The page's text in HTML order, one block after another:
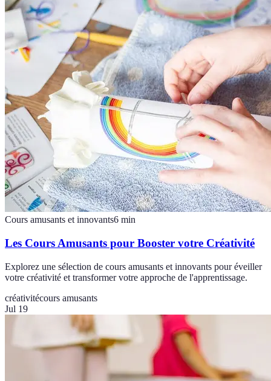
Cours amusants et innovants6 min
Les Cours Amusants pour Booster votre Créativité
Explorez une sélection de cours amusants et innovants pour éveiller
votre créativité et transformer votre approche de l'apprentissage.
créativitécours amusants
Jul 19